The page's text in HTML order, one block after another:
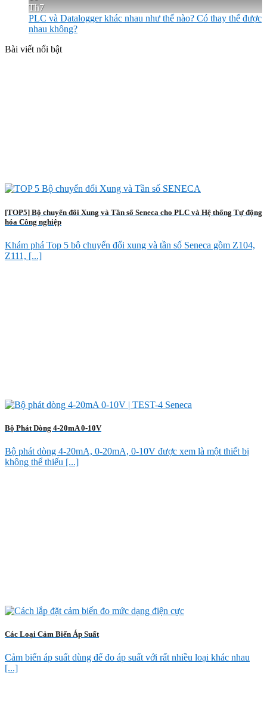
Th7
PLC và Datalogger khác nhau như thế nào? Có thay thế được
nhau không?
Bài viết nổi bật
[TOP5] Bộ chuyển đổi Xung và Tần số Seneca cho PLC và Hệ thống Tự động
hóa Công nghiệp
Khám phá Top 5 bộ chuyển đổi xung và tần số Seneca gồm Z104,
Z111, [...]
Bộ Phát Dòng 4-20mA 0-10V
Bộ phát dòng 4-20mA, 0-20mA, 0-10V được xem là một thiết bị
không thể thiếu [...]
Các Loại Cảm Biến Áp Suất
Cảm biến áp suất dùng để đo áp suất với rất nhiều loại khác nhau
[...]